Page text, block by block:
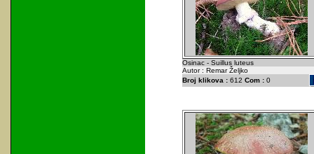
Osinac - Suillus luteus
Autor : Remar Željko
Broj klikova :612 Com :0